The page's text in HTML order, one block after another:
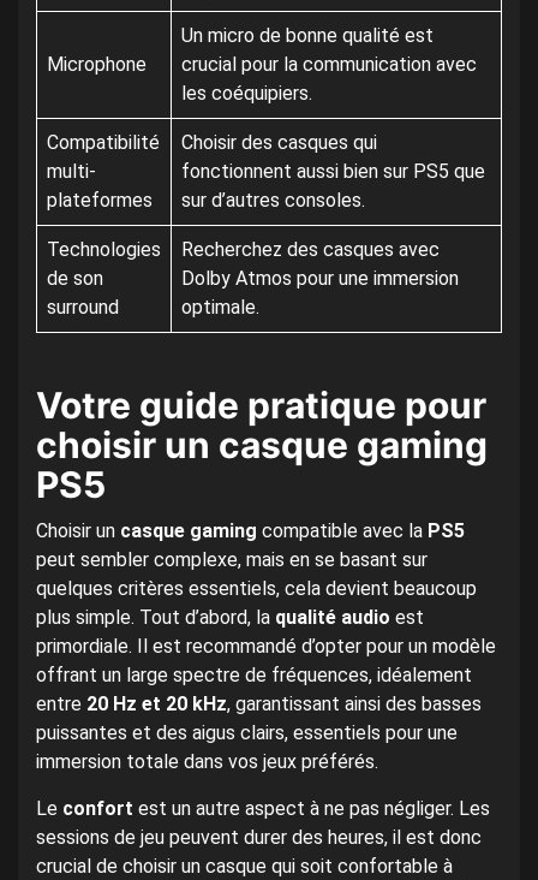
Microphone
Un micro de bonne qualité est
crucial pour la communication avec
les coéquipiers.
Compatibilité
multi-
plateformes
Choisir des casques qui
fonctionnent aussi bien sur PS5 que
sur d’autres consoles.
Technologies
de son
surround
Recherchez des casques avec
Dolby Atmos pour une immersion
optimale.
Votre guide pratique pour
choisir un casque gaming
PS5
Choisir un casque gaming compatible avec la PS5
peut sembler complexe, mais en se basant sur
quelques critères essentiels, cela devient beaucoup
plus simple. Tout d’abord, la qualité audio est
primordiale. Il est recommandé d’opter pour un modèle
offrant un large spectre de fréquences, idéalement
entre 20 Hz et 20 kHz, garantissant ainsi des basses
puissantes et des aigus clairs, essentiels pour une
immersion totale dans vos jeux préférés.
Le confort est un autre aspect à ne pas négliger. Les
sessions de jeu peuvent durer des heures, il est donc
crucial de choisir un casque qui soit confortable à